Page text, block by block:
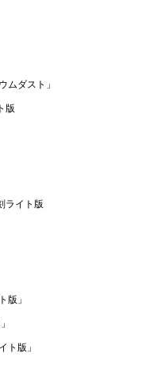
ムダスト」
版
ライト版
版」
ト版」